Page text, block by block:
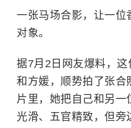
一张马场合影，让一位
对象。
据7月2日网友爆料，
和方媛，顺势拍了张合
片里，她把自己和另一
光滑、五官精致，但旁